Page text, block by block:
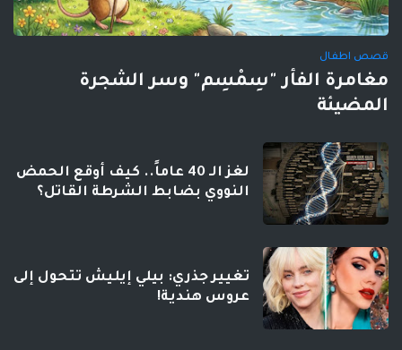
قصص اطفال
مغامرة الفأر "سِمْسِم" وسر الشجرة
المضيئة
لغز الـ 40 عاماً.. كيف أوقع الحمض
النووي بضابط الشرطة القاتل؟
تغيير جذري: بيلي إيليش تتحول إلى
عروس هندية!